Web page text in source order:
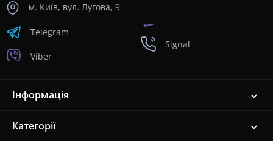
м. Київ, вул. Лугова, 9
Telegram
Viber
Signal
Інформація
Категорії